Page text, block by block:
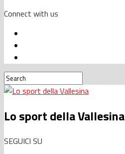
Connect with us
Lo sport della Vallesina
SEGUICI SU